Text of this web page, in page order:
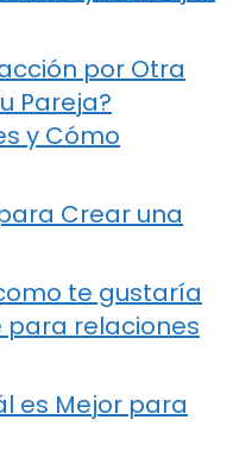
por Otra
Pareja?
y Cómo
Crear una
te gustaría
para relaciones
es Mejor para